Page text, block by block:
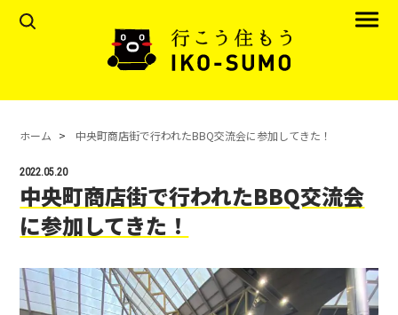
ホーム 中央町商店街で行われたBBQ交流会に参加してきた！
2022.05.20
中央町商店街で行われたBBQ交流会
に参加してきた！